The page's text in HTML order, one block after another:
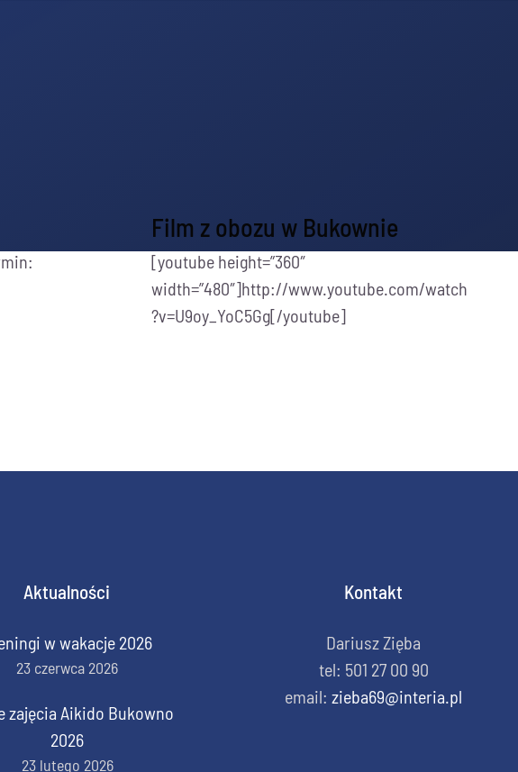
Film z obozu w Bukownie
[youtube height=”360″
width=”480″]http://www.youtube.com/watch
?v=U9oy_YoC5Gg[/youtube]
Aktualności
w wakacje 2026
23 czerwca 2026
zajęcia Aikido Bukowno
2026
23 lutego 2026
Kontakt
Dariusz Zięba
tel: 501 27 00 90
email: zieba69@interia.pl